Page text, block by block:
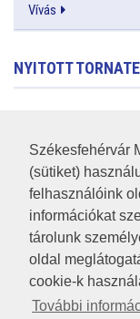
Székesfehérvár
(sütiket)
felhasználóink
információkat
tárolunk
oldal
cookie-k
További
Vívás
NYITOTT
RSS
A HONLAP
JOGI NYILATKOZAT
IMPRESSZUM